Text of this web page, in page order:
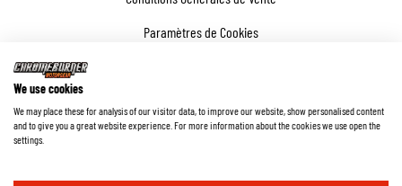
Paramètres de Cookies
©2026ChromeBurner - Tous droits réservés.
We use cookies
We may place these for analysis of our visitor data, to improve our website, show personalised content
and to give you a great website experience. For more information about the cookies we use open the
settings.